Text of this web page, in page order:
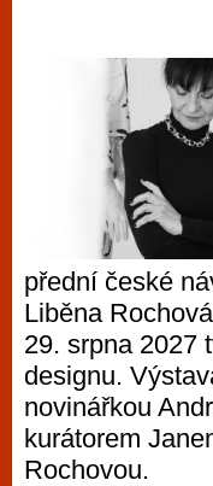
přední české
Liběna
29. srpna 2027
designu.
novinářkou
kurátorem
Rochovou.